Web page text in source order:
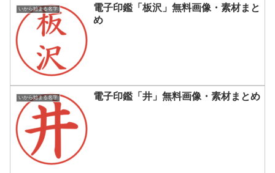
いから始まる名字
電子印鑑「板沢」無料画像・素材まと
め
いから始まる名字 電子印鑑「井」無料画像・素材まとめ